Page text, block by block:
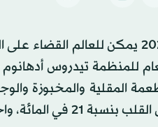
بحلول عام 2023 يمكن للعالم
للمنظمة تيدروس
المقلية والمخبوزة
الوفاة بنسبة 28 في المائة، حسب «رويترز».